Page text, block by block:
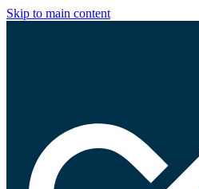
Skip to main content